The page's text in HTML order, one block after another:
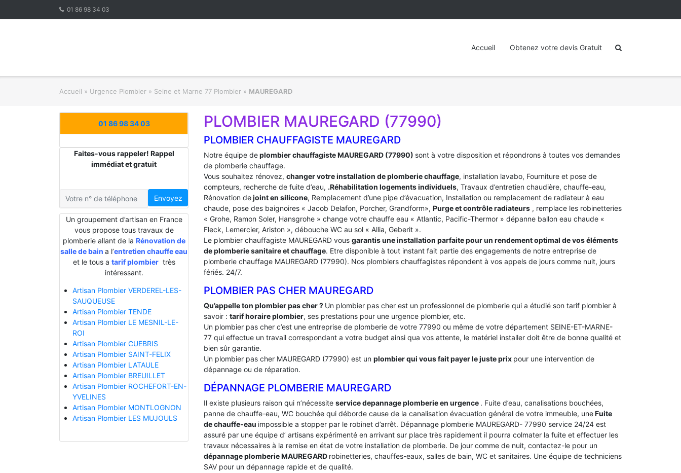
01 86 98 34 03
Accueil Obtenez votre devis Gratuit
Accueil » Urgence Plombier » Seine et Marne 77 Plombier » MAUREGARD
01 86 98 34 03
Faites-vous rappeler! Rappel
immédiat et gratuit
Envoyez
Un groupement d’artisan en France
vous propose tous travaux de
plomberie allant de la Rénovation de
salle de bain a l’entretien chauffe eau
et le tous a tarif plombiertrès
intéressant.
Artisan Plombier VERDEREL-LES-
SAUQUEUSE
Artisan Plombier TENDE
Artisan Plombier LE MESNIL-LE-
ROI
Artisan Plombier CUEBRIS
Artisan Plombier SAINT-FELIX
Artisan Plombier LATAULE
Artisan Plombier BREUILLET
Artisan Plombier ROCHEFORT-EN-
YVELINES
Artisan Plombier MONTLOGNON
Artisan Plombier LES MUJOULS
PLOMBIER MAUREGARD (77990)
PLOMBIER CHAUFFAGISTE MAUREGARD
Notre équipe deplombier chauffagiste MAUREGARD (77990) sont à votre disposition et répondrons à toutes vos demandes
de plomberie chauffage.
Vous souhaitez rénovez, changer votre installation de plomberie chauffage, installation lavabo, Fourniture et pose de
compteurs, recherche de fuite d’eau, .Réhabilitation logements individuels, Travaux d’entretien chaudière, chauffe-eau,
Rénovation dejoint en silicone, Remplacement d’une pipe d’évacuation, Installation ou remplacement de radiateur à eau
chaude, pose des baignoires « Jacob Delafon, Porcher, Grandform», Purge et contrôle radiateurs , remplace les robinetteries
« Grohe, Ramon Soler, Hansgrohe » change votre chauffe eau « Atlantic, Pacific-Thermor » dépanne ballon eau chaude «
Fleck, Lemercier, Ariston », débouche WC au sol « Allia, Geberit ».
Le plombier chauffagiste MAUREGARD vous garantis une installation parfaite pour un rendement optimal de vos éléments
de plomberie sanitaire et chauffage. Etre disponible à tout instant fait partie des engagements de notre entreprise de
plomberie chauffage MAUREGARD (77990). Nos plombiers chauffagistes répondent à vos appels de jours comme nuit, jours
fériés. 24/7.
PLOMBIER PAS CHER MAUREGARD
Qu’appelle ton plombier pas cher ? Un plombier pas cher est un professionnel de plomberie qui a étudié son tarif plombier à
savoir : tarif horaire plombier, ses prestations pour une urgence plombier, etc.
Un plombier pas cher c’est une entreprise de plomberie de votre 77990 ou même de votre département SEINE-ET-MARNE-
77 qui effectue un travail correspondant a votre budget ainsi qua vos attente, le matériel installer doit être de bonne qualité et
bien sûr garantie.
Un plombier pas cher MAUREGARD (77990) est un plombier qui vous fait payer le juste prix pour une intervention de
dépannage ou de réparation.
DÉPANNAGE PLOMBERIE MAUREGARD
Il existe plusieurs raison qui n’nécessite service depannage plomberie en urgence . Fuite d’eau, canalisations bouchées,
panne de chauffe-eau, WC bouchée qui déborde cause de la canalisation évacuation général de votre immeuble, uneFuite
de chauffe-eau impossible a stopper par le robinet d’arrêt. Dépannage plomberie MAUREGARD- 77990 service 24/24 est
assuré par une équipe d’ artisans expérimenté en arrivant sur place très rapidement il pourra colmater la fuite et effectuer les
travaux nécessaires à la remise en état de votre installation de plomberie. De jour comme de nuit, contactez-le pour un
dépannage plomberie MAUREGARD robinetteries, chauffes-eaux, salles de bain, WC et sanitaires. Une équipe de techniciens
SAV pour un dépannage rapide et de qualité.